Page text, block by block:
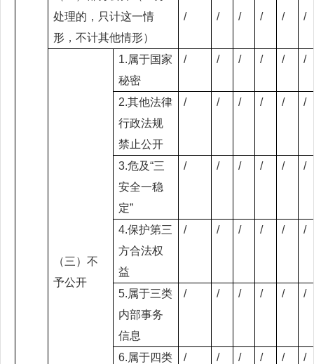
处理的，只计这一情
形，不计其他情形）
/ / / / / /
（三）不
予公开
1.属于国家
秘密
/ / / / / /
2.其他法律
行政法规
禁止公开
/ / / / / /
3.危及“三
安全一稳
定”
/ / / / / /
4.保护第三
方合法权
益
/ / / / / /
5.属于三类
内部事务
信息
/ / / / / /
6.属于四类
/ / / / / /